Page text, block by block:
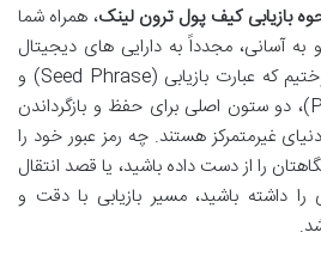
بازیابی کیف پول ترون لینک، همراه شما
و به آسانی، مجدداً به دارایی های دیجیتال
خود دسترسی پیدا کنید. آموختیم که عبارت بازیابی (Seed Phrase) و
کلید خصوصی (Private Key)، دو ستون اصلی برای حفظ و بازگرداندن
غیرمتمرکز هستند. چه رمز عبور خود را
را از دست داده باشید، یا قصد انتقال
داشته باشید، مسیر بازیابی با دقت و